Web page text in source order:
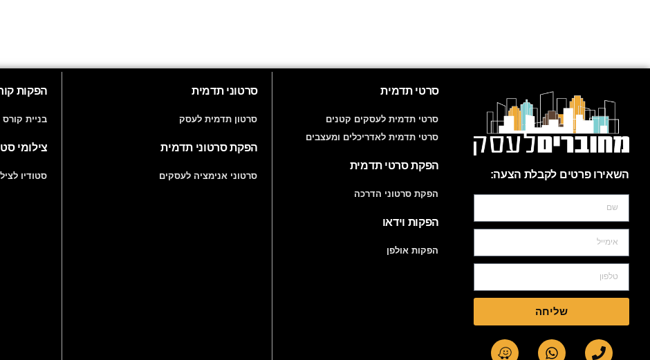
השאירו פרטים לקבלת הצעה:
שליחה
סרטי תדמית
סרטי תדמית לעסקים קטנים
סרטי תדמית לאדריכלים ומעצבים
הפקת סרטי תדמית
הפקת סרטוני הדרכה
הפקות וידאו
הפקות אולפן
סרטוני תדמית
סרטון תדמית לעסק
הפקת סרטוני תדמית
סרטוני אנימציה לעסקים
הפקות
בניית קורס
צילומי
סטודיו